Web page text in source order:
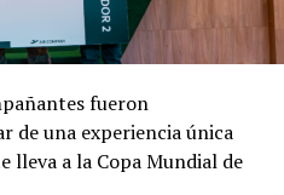
fueron
de una experiencia única
lleva a la Copa Mundial de